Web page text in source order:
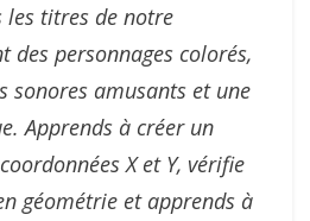
titres de notre
des personnages colorés,
sonores amusants et une
Apprends à créer un
X et Y, vérifie
géométrie et apprends à